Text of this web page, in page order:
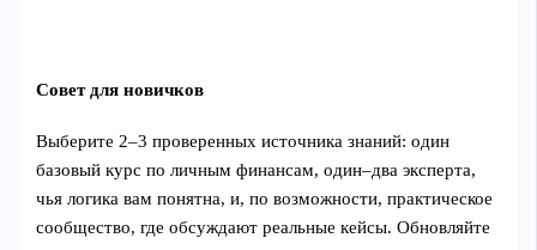
Совет для новичков
Выберите 2–3 проверенных источника знаний: один
базовый курс по личным финансам, один–два эксперта,
чья логика вам понятна, и, по возможности, практическое
сообщество, где обсуждают реальные кейсы. Обновляйте